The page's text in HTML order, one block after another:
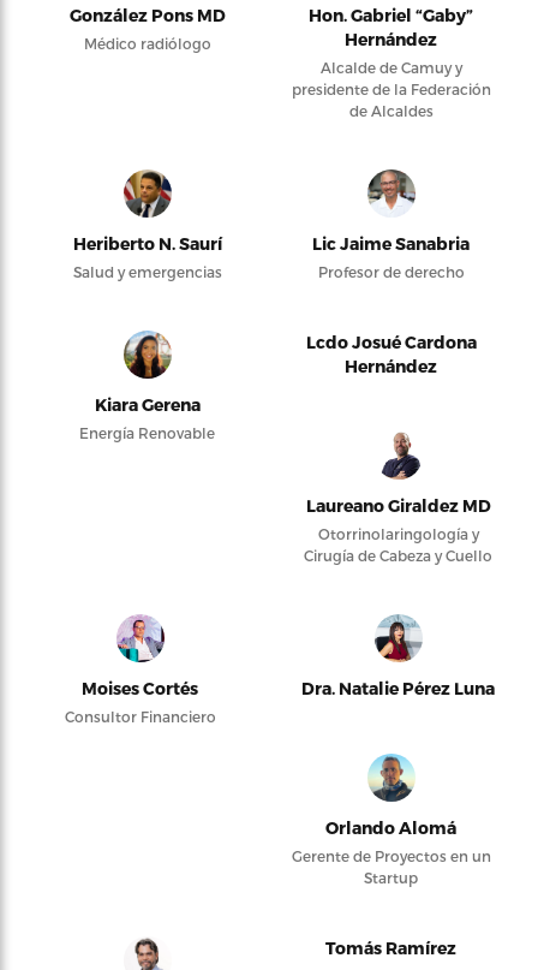
González Pons MD
Médico radiólogo
Hon. Gabriel “Gaby”
Hernández
Alcalde de Camuy y
presidente de la Federación
de Alcaldes
Heriberto N. Saurí
Salud y emergencias
Lic Jaime Sanabria
Profesor de derecho
Kiara Gerena
Energía Renovable
Lcdo Josué Cardona
Hernández
Laureano Giraldez MD
Otorrinolaringología y
Cirugía de Cabeza y Cuello
Moises Cortés
Consultor Financiero
Dra. Natalie Pérez Luna
Orlando Alomá
Gerente de Proyectos en un
Startup
Tomás Ramírez